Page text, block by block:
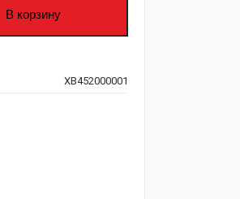
В корзину
XB452000001